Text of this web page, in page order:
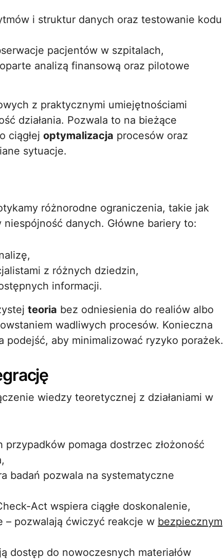
i struktur danych oraz testowanie kodu
pacjentów w szpitalach,
analizą finansową oraz pilotowe
z praktycznymi umiejętnościami
działania. Pozwala to na bieżące
ciągłej optymalizacja procesów oraz
sytuacje.
różnorodne ograniczenia, takie jak
danych. Główne bariery to:
z różnych dziedzin,
informacji.
teoria bez odniesienia do realiów albo
wadliwych procesów. Konieczna
podejść, aby minimalizować ryzyko porażek.
wiedzy teoretycznej z działaniami w
przypadków pomaga dostrzec złożoność
badań pozwala na systematyczne
Act wspiera ciągłe doskonalenie,
– pozwalają ćwiczyć reakcje w bezpiecznym
dostęp do nowoczesnych materiałów